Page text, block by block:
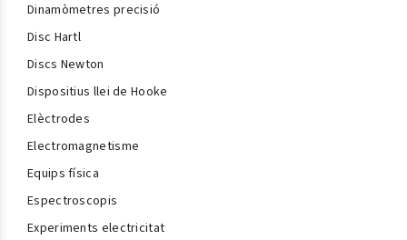
Dinamòmetres precisió
Disc Hartl
Discs Newton
Dispositius llei de Hooke
Elèctrodes
Electromagnetisme
Equips física
Espectroscopis
Experiments electricitat